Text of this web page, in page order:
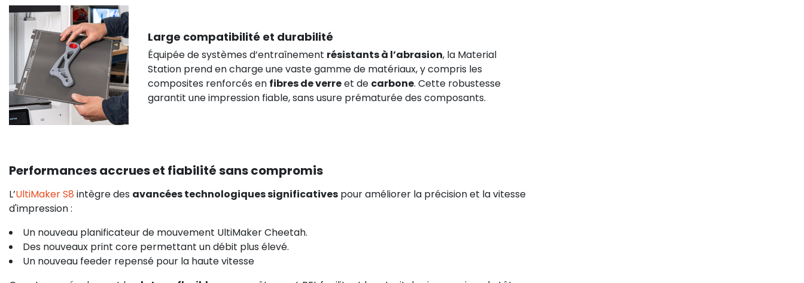
Large compatibilité et durabilité
Équipée de systèmes d’entraînement résistants à l’abrasion, la Material
Station prend en charge une vaste gamme de matériaux, y compris les
composites renforcés en fibres de verreet de carbone. Cette robustesse
garantit une impression fiable, sans usure prématurée des composants.
Performances accrues et fiabilité sans compromis
L’UltiMaker S8 intègre des avancées technologiques significatives pour améliorer la précision et la vitesse
d'impression :
Un nouveau planificateur de mouvement UltiMaker Cheetah.
Des nouveaux print core permettant un débit plus élevé.
Un nouveau feeder repensé pour la haute vitesse